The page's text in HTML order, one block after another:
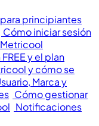
principiantes
Cómo iniciar sesión
y el plan
y cómo se
Marca y
Cómo gestionar
Notificaciones